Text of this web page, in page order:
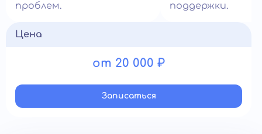
проблем.
поддержки.
Цена
от 20 000 ₽
Записатьcя